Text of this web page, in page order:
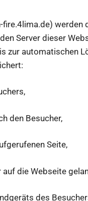
werden
Server dieser
zur automatischen
Besucher,
Seite,
Webseite
des Besuchers